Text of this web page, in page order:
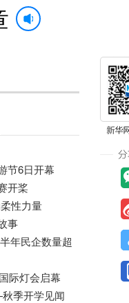
节6日开幕
开桨
性力量
事
年民企数量超
际灯会启幕
季开学见闻